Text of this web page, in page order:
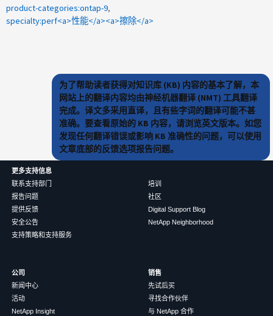
product-categories:ontap-9
specialty:perf<a>性能</a><a>擦除</a>
为了帮助读者获得对知识库 (KB) 内容的基本了解，本
网站上的翻译内容均由神经机器翻译 (NMT) 工具翻译
完成。译文多采用直译，且有些字词的翻译可能不甚
准确。要查看原始的 KB 内容，请浏览英文版本。如您
发现任何翻译错误或影响 KB 准确性的问题，可以使用
文章底部的反馈选项报告问题。
更多支持信息
联系支持部门
报告问题
提供反馈
安全公告
支持策略和支持服务
培训
社区
Digital Support Blog
NetApp Neighborhood
公司
新闻中心
活动
NetApp Insight
销售
先试后买
寻找合作伙伴
与 NetApp 合作